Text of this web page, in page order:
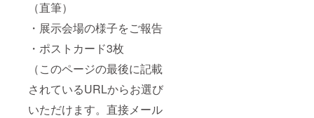
（直筆）
・展示会場の様子をご報告
・ポストカード3枚
（このページの最後に記載
されているURLからお選び
いただけます。直接メール